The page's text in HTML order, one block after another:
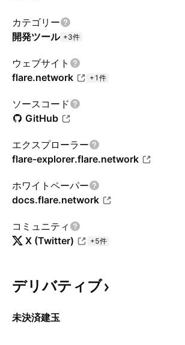
カテゴリー
開発ツール +3件
ウェブサイト
flare.network
+1件
ソースコード
GitHub
エクスプローラー
flare-explorer.flare.network
ホワイトペーパー
docs.flare.network
コミュニティ
X (Twitter)
+5件
デリバティブ
未決済建玉